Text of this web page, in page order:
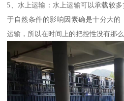
5、水上运输：水上运输可以承载较
于自然条件的影响因素确是十分大的
运输，所以在时间上的把控性没有那么